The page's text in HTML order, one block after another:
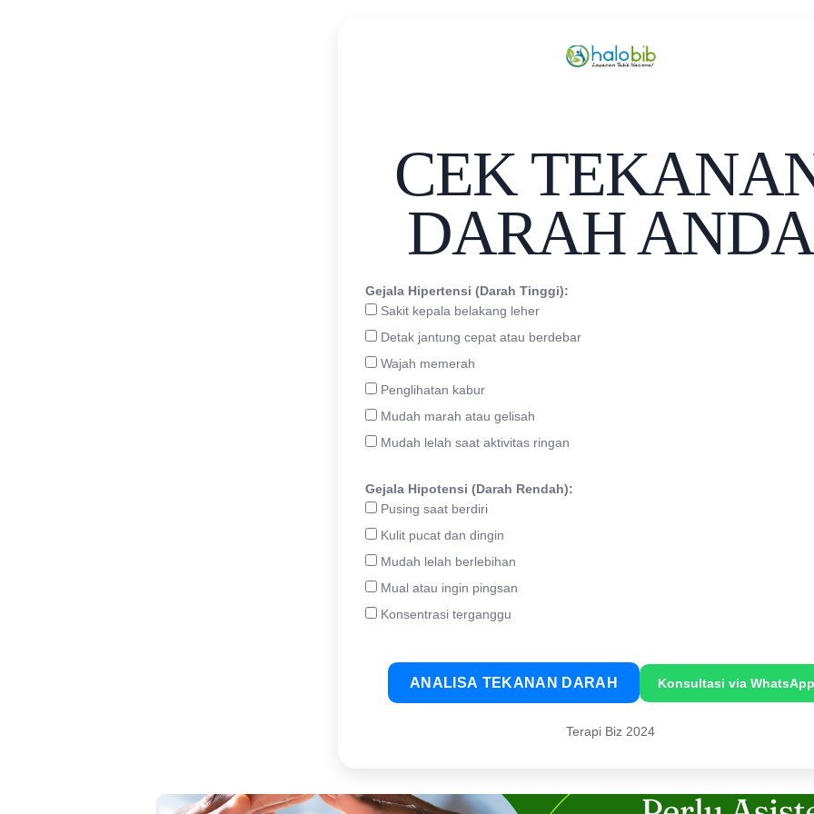
CEK
DARAH ANDA
Gejala Hipertensi (Darah Tinggi):
Sakit kepala belakang leher
Detak jantung cepat atau berdebar
Wajah memerah
Penglihatan kabur
Mudah marah atau gelisah
Mudah lelah saat aktivitas ringan
Gejala Hipotensi (Darah Rendah):
Pusing saat berdiri
Kulit pucat dan dingin
Mudah lelah berlebihan
Mual atau ingin pingsan
Konsentrasi terganggu
ANALISA TEKANAN DARAH Konsultasi via
Terapi Biz 2024